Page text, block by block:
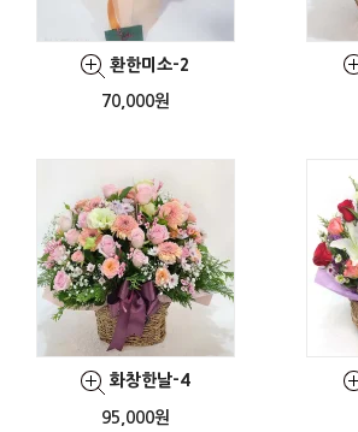
환한미소-2
70,000원
화창한날-4
95,000원